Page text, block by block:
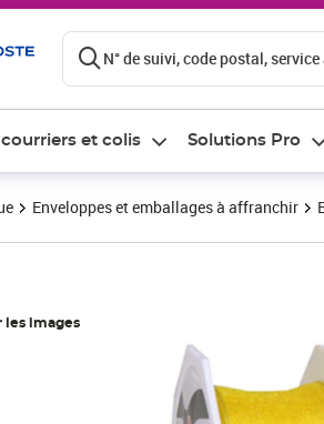
N° de suivi, code postal,
et colis Solutions Pro
Enveloppes et emballages à affranchir
les images